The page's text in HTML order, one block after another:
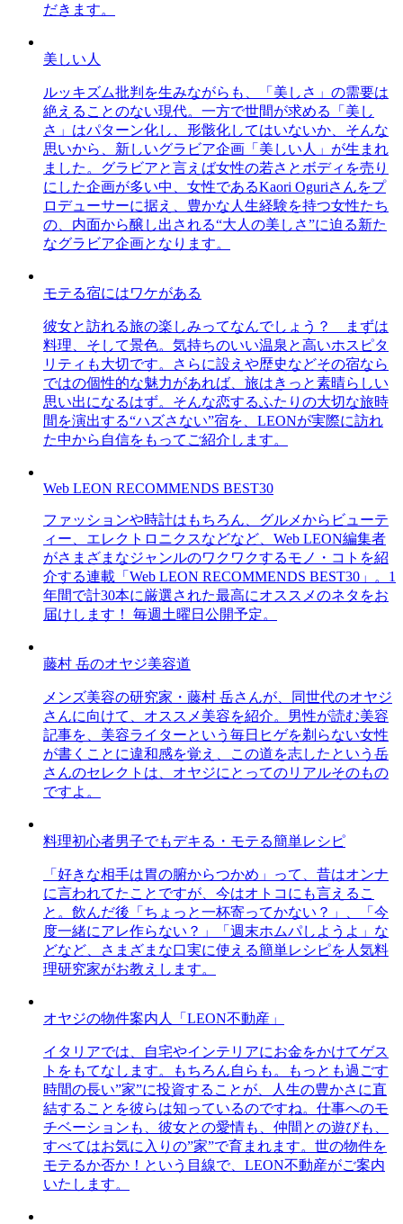
だきます。
美しい人
ルッキズム批判を生みながらも、「美しさ」の需要は
絶えることのない現代。一方で世間が求める「美し
さ」はパターン化し、形骸化してはいないか、そんな
思いから、新しいグラビア企画「美しい人」が生まれ
ました。グラビアと言えば女性の若さとボディを売り
にした企画が多い中、女性であるKaori Oguriさんをプ
ロデューサーに据え、豊かな人生経験を持つ女性たち
の、内面から醸し出される“大人の美しさ”に迫る新た
なグラビア企画となります。
モテる宿にはワケがある
彼女と訪れる旅の楽しみってなんでしょう？ まずは
料理、そして景色。気持ちのいい温泉と高いホスピタ
リティも大切です。さらに設えや歴史などその宿なら
ではの個性的な魅力があれば、旅はきっと素晴らしい
思い出になるはず。そんな恋するふたりの大切な旅時
間を演出する“ハズさない”宿を、LEONが実際に訪れ
た中から自信をもってご紹介します。
Web LEON RECOMMENDS BEST30
ファッションや時計はもちろん、グルメからビューテ
ィー、エレクトロニクスなどなど、Web LEON編集者
がさまざまなジャンルのワクワクするモノ・コトを紹
介する連載「Web LEON RECOMMENDS BEST30」。1
年間で計30本に厳選された最高にオススメのネタをお
届けします！ 毎週土曜日公開予定。
藤村 岳のオヤジ美容道
メンズ美容の研究家・藤村 岳さんが、同世代のオヤジ
さんに向けて、オススメ美容を紹介。男性が読む美容
記事を、美容ライターという毎日ヒゲを剃らない女性
が書くことに違和感を覚え、この道を志したという岳
さんのセレクトは、オヤジにとってのリアルそのもの
ですよ。
料理初心者男子でもデキる・モテる簡単レシピ
「好きな相手は胃の腑からつかめ」って、昔はオンナ
に言われてたことですが、今はオトコにも言えるこ
と。飲んだ後「ちょっと一杯寄ってかない？」、「今
度一緒にアレ作らない？」「週末ホムパしようよ」な
どなど、さまざまな口実に使える簡単レシピを人気料
理研究家がお教えします。
オヤジの物件案内人「LEON不動産」
イタリアでは、自宅やインテリアにお金をかけてゲス
トをもてなします。もちろん自らも。もっとも過ごす
時間の長い”家”に投資することが、人生の豊かさに直
結することを彼らは知っているのですね。仕事へのモ
チベーションも、彼女との愛情も、仲間との遊びも、
すべてはお気に入りの”家”で育まれます。世の物件を
モテるか否か！という目線で、LEON不動産がご案内
いたします。